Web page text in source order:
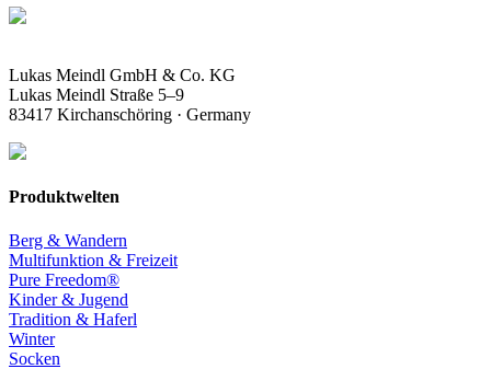
Lukas Meindl GmbH & Co. KG
Lukas Meindl Straße 5–9
83417 Kirchanschöring · Germany
Produktwelten
Berg & Wandern
Multifunktion & Freizeit
Pure Freedom®
Kinder & Jugend
Tradition & Haferl
Winter
Socken